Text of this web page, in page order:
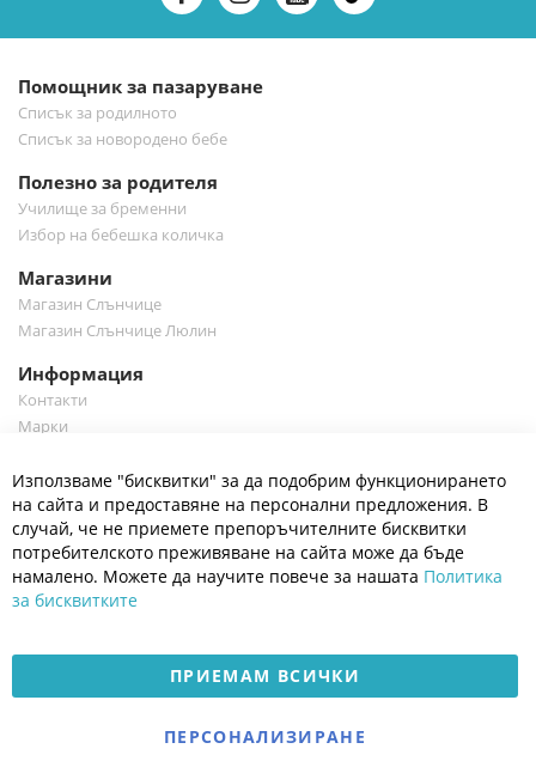
бюлетин:
Помощник за пазаруване
Списък за родилното
Списък за новородено бебе
Полезно за родителя
Училище за бременни
Избор на бебешка количка
Магазини
Магазин Слънчице
Магазин Слънчице Люлин
Информация
Контакти
Марки
Полезно
Общи условия
Политика за поверителност
Платформа за OPC
Доставка и плащане
Електронен магазин
разработен и поддържан
Използваме "бисквитки" за да подобрим функционирането
на сайта и предоставяне на персонални предложения. В
случай, че не приемете препоръчителните бисквитки
потребителското преживяване на сайта може да бъде
намалено. Можете да научите повече за нашата Политика
за бисквитките
ПРИЕМАМ ВСИЧКИ
ПЕРСОНАЛИЗИРАНЕ